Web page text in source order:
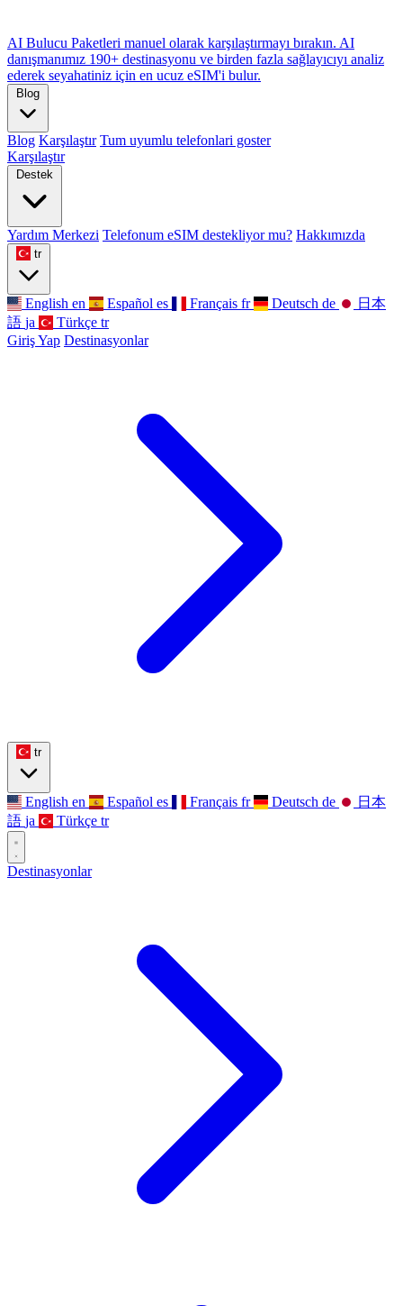
AI Bulucu Paketleri manuel olarak karşılaştırmayı bırakın. AI
danışmanımız 190+ destinasyonu ve birden fazla sağlayıcıyı analiz
ederek seyahatiniz için en ucuz eSIM'i bulur.
Blog
Blog Karşılaştır Tum uyumlu telefonlari goster
Karşılaştır
Destek
Yardım Merkezi Telefonum eSIM destekliyor mu? Hakkımızda
tr
English en Español es Français fr Deutsch de
日本
語 ja Türkçe tr
Giriş Yap Destinasyonlar
tr
English en Español es Français fr Deutsch de
日本
語 ja Türkçe tr
Destinasyonlar